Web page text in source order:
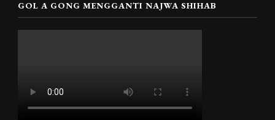
GOL A GONG MENGGANTI NAJWA SHIHAB